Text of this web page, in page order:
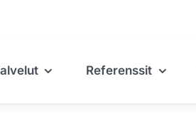
Referenssit
artikkelit